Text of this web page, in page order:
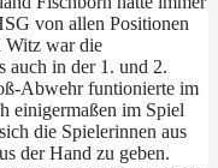
von allen Positionen
Witz war die
auch in der 1. und 2.
Abwehr funtionierte im
einigermaßen im Spiel
die Spielerinnen aus
der Hand zu geben.